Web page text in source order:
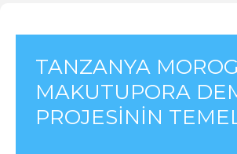
TANZANYA
MAKUTUPORA
PROJESININ